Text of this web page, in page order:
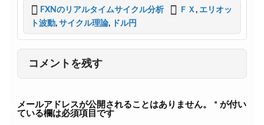
t
t
e
r
e
b
o
o
k
FXNのリアルタイムサイクル分析 ＦＸ, エリオッ
ト波動, サイクル理論, ドル円
コメントを残す
メールアドレスが公開されることはありません。 *が付い
ている欄は必須項目です